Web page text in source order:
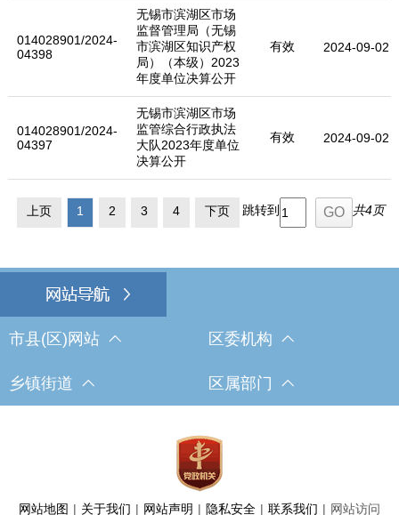
014028901/2024-
04398
无锡市滨湖区市场
监督管理局（无锡
市滨湖区知识产权
局）（本级）2023
年度单位决算公开
有效 2024-09-02
014028901/2024-
04397
无锡市滨湖区市场
监管综合行政执法
大队2023年度单位
决算公开
有效 2024-09-02
上页 1 2 3 4 下页 跳转到 共4页
市县(区)网站 区委机构
乡镇街道 区属部门
网站地图 | 关于我们 | 网站声明 | 隐私安全 | 联系我们 | 网站访问